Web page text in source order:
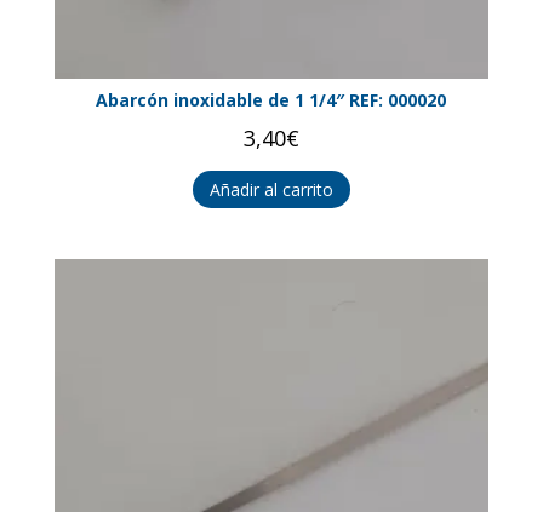
Abarcón inoxidable de 1 1/4″ REF: 000020
3,40€
Añadir al carrito